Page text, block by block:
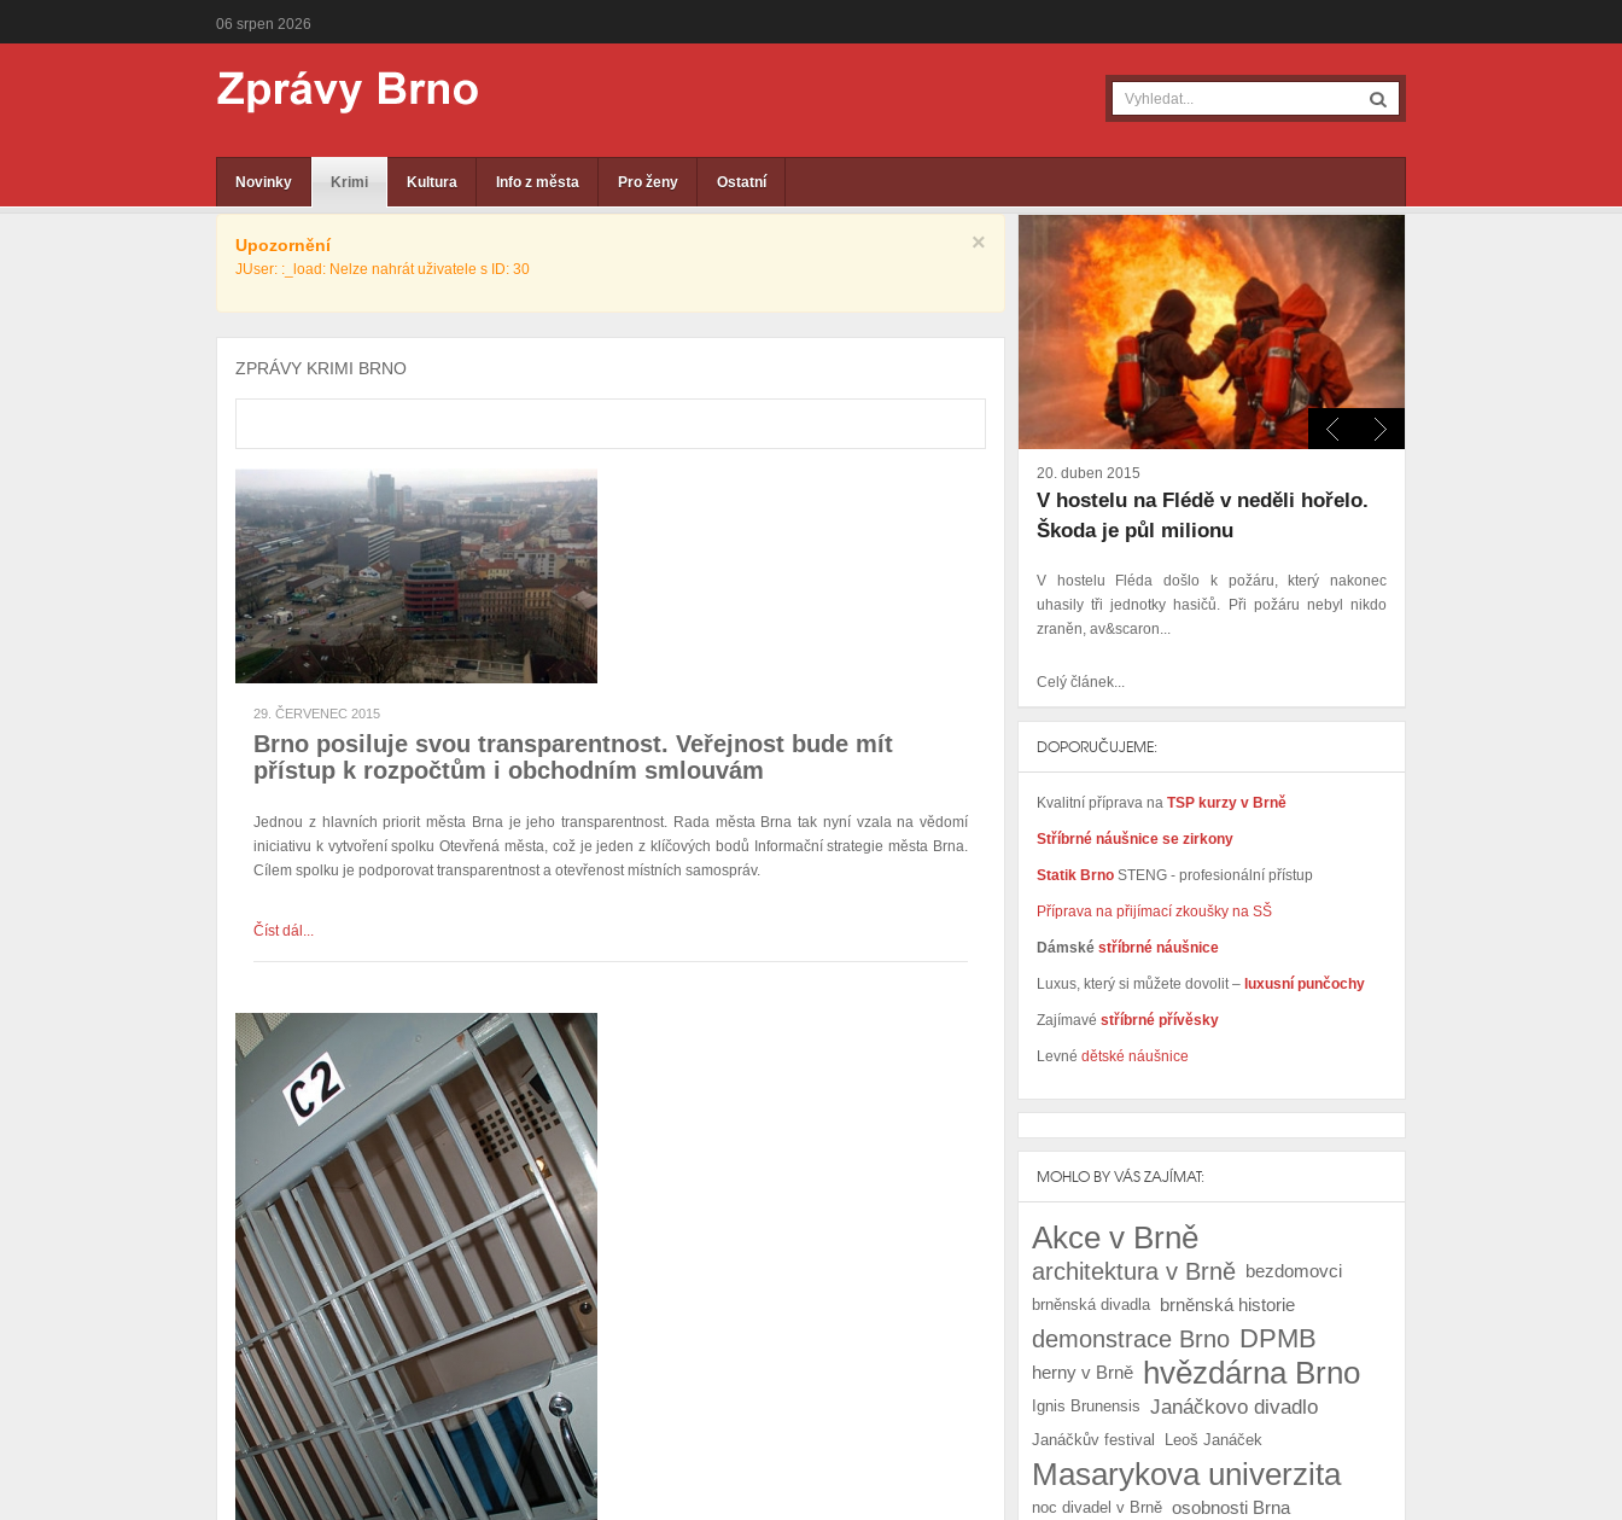
06 srpen 2026
Novinky Krimi Kultura Info z města Pro ženy Ostatní
×
Upozornění
JUser: :_load: Nelze nahrát uživatele s ID: 30
ZPRÁVY KRIMI BRNO
29. ČERVENEC 2015
Brno posiluje svou transparentnost. Veřejnost bude mít
přístup k rozpočtům i obchodním smlouvám
Jednou z hlavních priorit města Brna je jeho transparentnost. Rada města Brna tak nyní vzala na vědomí
iniciativu k vytvoření spolku Otevřená města, což je jeden z klíčových bodů Informační strategie města Brna.
Cílem spolku je podporovat transparentnost a otevřenost místních samospráv.
Číst dál...
20. duben 2015
V hostelu na Flédě v neděli hořelo.
Škoda je půl milionu
V hostelu Fléda došlo k požáru, který nakonec
uhasily tři jednotky hasičů. Při požáru nebyl nikdo
zraněn, av&scaron...
Celý článek...
DOPORUČUJEME:
Kvalitní příprava na TSP kurzy v Brně
Stříbrné náušnice se zirkony
Statik Brno STENG - profesionální přístup
Příprava na přijímací zkoušky na SŠ
Dámské stříbrné náušnice
Luxus, který si můžete dovolit – luxusní punčochy
Zajímavé stříbrné přívěsky
Levné dětské náušnice
MOHLO BY VÁS ZAJÍMAT:
Akce v Brně
architektura v Brně bezdomovci
brněnská divadla brněnská historie
demonstrace Brno DPMB
herny v Brně hvězdárna Brno
Ignis Brunensis Janáčkovo divadlo
Janáčkův festival Leoš Janáček
Masarykova univerzita
noc divadel v Brně osobnosti Brna